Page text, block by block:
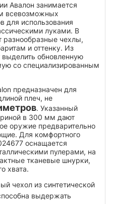
Авалон занимается
всевозможных
для использования
луками. В
чехлы,
и оттенку. Из
обновленную
со специализированным
предназначен для
плеч, не
. Указанный
в 300 мм дают
оружие предварительно
Для комфортного
оснащается
пулерами, на
тканевые шнурки,
хвата.
чехол из синтетической
выдержать